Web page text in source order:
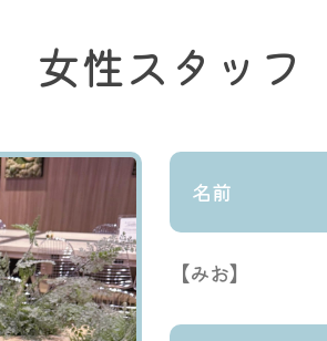
女性スタッフ
名前
【みお】